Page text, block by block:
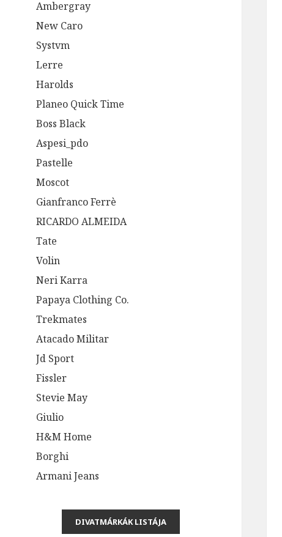
Ambergray
New Caro
Systvm
Lerre
Harolds
Planeo Quick Time
Boss Black
Aspesi_pdo
Pastelle
Moscot
Gianfranco Ferrè
RICARDO ALMEIDA
Tate
Volin
Neri Karra
Papaya Clothing Co.
Trekmates
Atacado Militar
Jd Sport
Fissler
Stevie May
Giulio
H&M Home
Borghi
Armani Jeans